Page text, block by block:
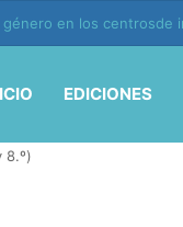
de la IA
EDICIONES
8.º)